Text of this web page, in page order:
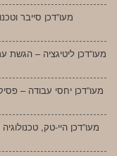
מעו”דכן סייבר
מעו”דכן ליטיגציה –
מעו”דכן יחסי עבודה –
מעו”דכן היי-טק,